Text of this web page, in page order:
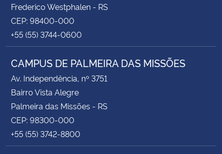
Frederico Westphalen - RS
CEP: 98400-000
+55 (55) 3744-0600
CAMPUS DE PALMEIRA DAS MISSÕES
Av. Independência, nº 3751
Bairro Vista Alegre
Palmeira das Missões - RS
CEP: 98300-000
+55 (55) 3742-8800